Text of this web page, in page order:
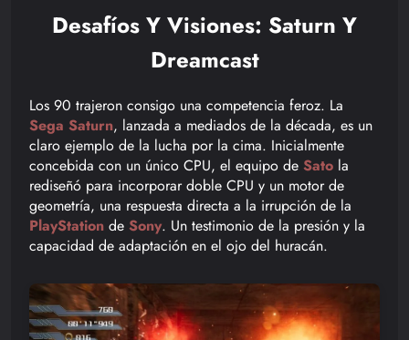
Desafíos Y Visiones: Saturn Y
Dreamcast
Los 90 trajeron consigo una competencia feroz. La
Sega Saturn, lanzada a mediados de la década, es un
claro ejemplo de la lucha por la cima. Inicialmente
concebida con un único CPU, el equipo de Sato la
rediseñó para incorporar doble CPU y un motor de
geometría, una respuesta directa a la irrupción de la
PlayStation de Sony. Un testimonio de la presión y la
capacidad de adaptación en el ojo del huracán.